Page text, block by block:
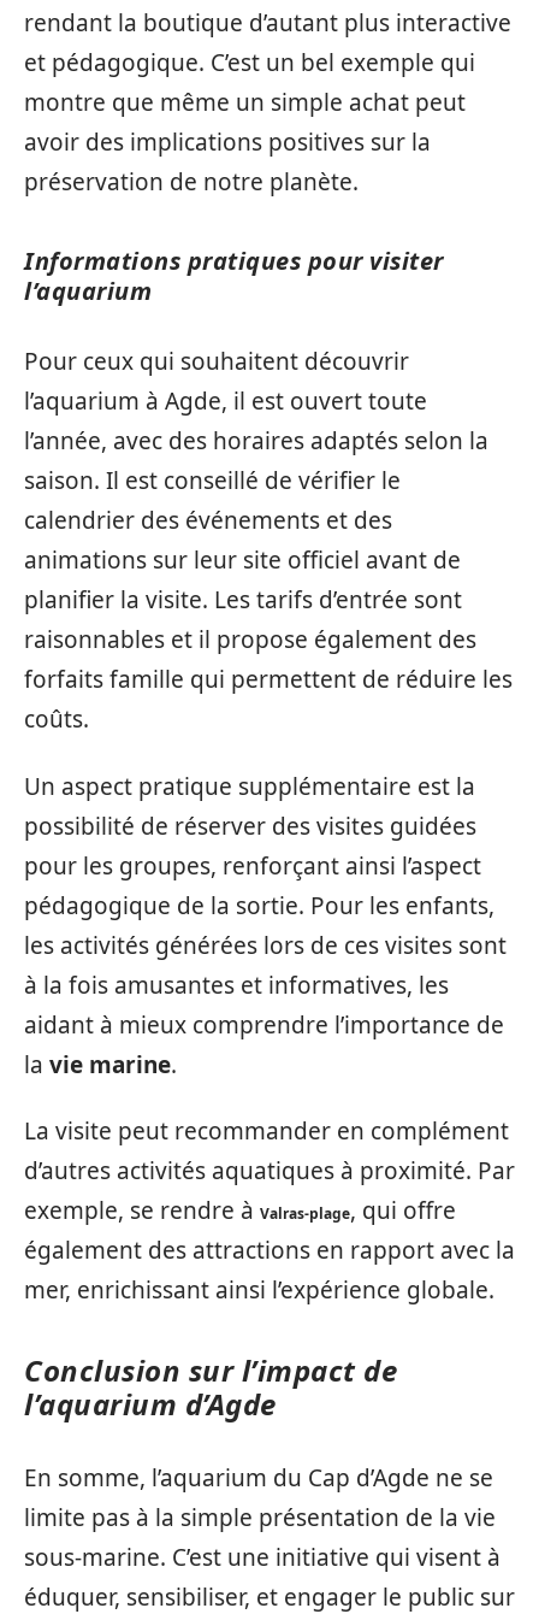
rendant la boutique d’autant plus interactive
et pédagogique. C’est un bel exemple qui
montre que même un simple achat peut
avoir des implications positives sur la
préservation de notre planète.
Informations pratiques pour visiter
l’aquarium
Pour ceux qui souhaitent découvrir
l’aquarium à Agde, il est ouvert toute
l’année, avec des horaires adaptés selon la
saison. Il est conseillé de vérifier le
calendrier des événements et des
animations sur leur site officiel avant de
planifier la visite. Les tarifs d’entrée sont
raisonnables et il propose également des
forfaits famille qui permettent de réduire les
coûts.
Un aspect pratique supplémentaire est la
possibilité de réserver des visites guidées
pour les groupes, renforçant ainsi l’aspect
pédagogique de la sortie. Pour les enfants,
les activités générées lors de ces visites sont
à la fois amusantes et informatives, les
aidant à mieux comprendre l’importance de
la vie marine.
La visite peut recommander en complément
d’autres activités aquatiques à proximité. Par
exemple, se rendre à Valras-plage, qui offre
également des attractions en rapport avec la
mer, enrichissant ainsi l’expérience globale.
Conclusion sur l’impact de
l’aquarium d’Agde
En somme, l’aquarium du Cap d’Agde ne se
limite pas à la simple présentation de la vie
sous-marine. C’est une initiative qui visent à
éduquer, sensibiliser, et engager le public sur